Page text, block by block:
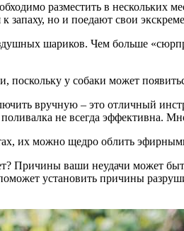
разместить в нескольких
запаху, но и поедают свои
шариков. Чем больше
у собаки может
вручную – это отличный
не всегда эффективна.
их можно щедро облить
Причины ваши неудачи может
установить причины